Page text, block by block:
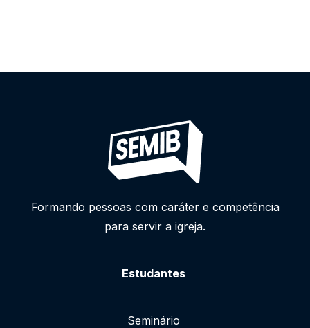
Formando pessoas com caráter e competência
para servir a igreja.
Estudantes
Seminário